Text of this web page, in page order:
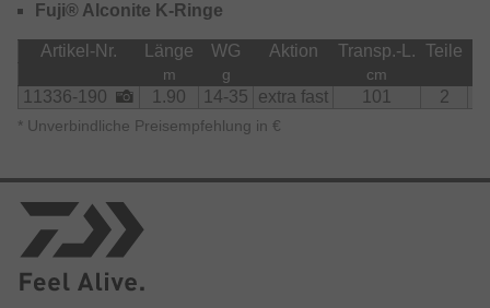
Fuji® Alconite K-Ringe
Artikel-Nr. Länge WG Aktion Transp.-L. Teile
m g cm
11336-190 1.90 14-35 extra fast 101 2
* Unverbindliche Preisempfehlung in €